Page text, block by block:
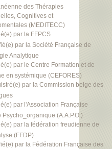
des Thérapies
Cognitives et
(MEDITECC)
par la FFPCS
par la Société Française de
Analytique
par le Centre Formation et de
en systémique (CEFORES)
par la Commission belge des
par l'Association Française
Psycho_organique (A.A.P.O.)
par la fédération freudienne de
(FFDP)
par la Fédération Française des